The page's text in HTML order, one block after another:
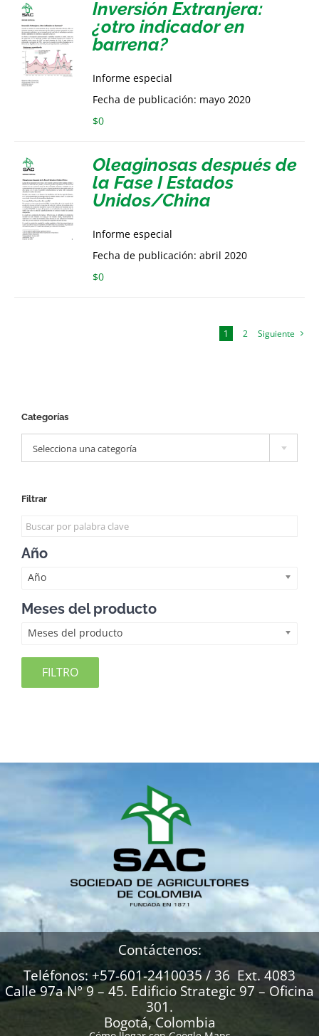
Inversión Extranjera:
¿otro indicador en
barrena?
Informe especial
Fecha de publicación: mayo 2020
$0
Oleaginosas después de
la Fase I Estados
Unidos/China
Informe especial
Fecha de publicación: abril 2020
$0
1 2 Siguiente
Categorías
Selecciona una categoría
Filtrar
Año
Año
Meses del producto
Meses del producto
FILTRO
Contáctenos:
Teléfonos: +57-601-2410035 / 36 Ext. 4083
Calle 97a N° 9 – 45. Edificio Strategic 97 – Oficina
301.
Bogotá, Colombia